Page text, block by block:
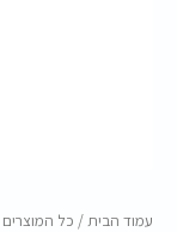
עמוד הבית/ כל המוצרים